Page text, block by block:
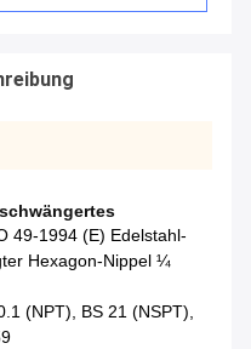
49-1994 (E) Edelstahl-
Hexagon-Nippel ¼
(NPT), BS 21 (NSPT),